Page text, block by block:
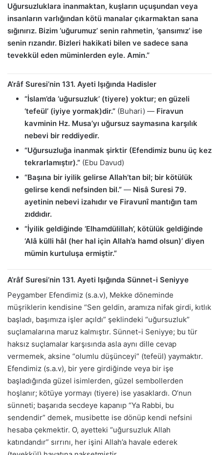
Uğursuzluklara inanmaktan, kuşların uçuşundan veya
insanların varlığından kötü manalar çıkarmaktan sana
sığınırız. Bizim ‘uğurumuz’ senin rahmetin, ‘şansımız’ ise
senin rızandır. Bizleri hakikati bilen ve sadece sana
tevekkül eden müminlerden eyle. Amin.”
A’râf Suresi’nin 131. Ayeti Işığında Hadisler
“İslam’da ‘uğursuzluk’ (tiyere) yoktur; en güzeli
‘tefeül’ (iyiye yormak)dir.” (Buhari) — Firavun
kavminin Hz. Musa’yı uğursuz saymasına karşılık
nebevi bir reddiyedir.
“Uğursuzluğa inanmak şirktir (Efendimiz bunu üç kez
tekrarlamıştır).” (Ebu Davud)
“Başına bir iyilik gelirse Allah’tan bil; bir kötülük
gelirse kendi nefsinden bil.” — Nisâ Suresi 79.
ayetinin nebevi izahıdır ve Firavunî mantığın tam
zıddıdır.
“İyilik geldiğinde ‘Elhamdülillah’, kötülük geldiğinde
‘Alâ külli hâl (her hal için Allah’a hamd olsun)’ diyen
mümin kurtuluşa ermiştir.”
A’râf Suresi’nin 131. Ayeti Işığında Sünnet-i Seniyye
Peygamber Efendimiz (s.a.v), Mekke döneminde
müşriklerin kendisine “Sen geldin, aramıza nifak girdi, kıtlık
başladı, başımıza işler açıldı” şeklindeki “uğursuzluk”
suçlamalarına maruz kalmıştır. Sünnet-i Seniyye; bu tür
haksız suçlamalar karşısında asla aynı dille cevap
vermemek, aksine “olumlu düşünceyi” (tefeül) yaymaktır.
Efendimiz (s.a.v), bir yere girdiğinde veya bir işe
başladığında güzel isimlerden, güzel sembollerden
hoşlanır; kötüye yormayı (tiyere) ise yasaklardı. O’nun
sünneti; başarıda secdeye kapanıp “Ya Rabbi, bu
sendendir” demek, musibette ise dönüp kendi nefsini
hesaba çekmektir. O, ayetteki “uğursuzluk Allah
katındandır” sırrını, her işini Allah’a havale ederek